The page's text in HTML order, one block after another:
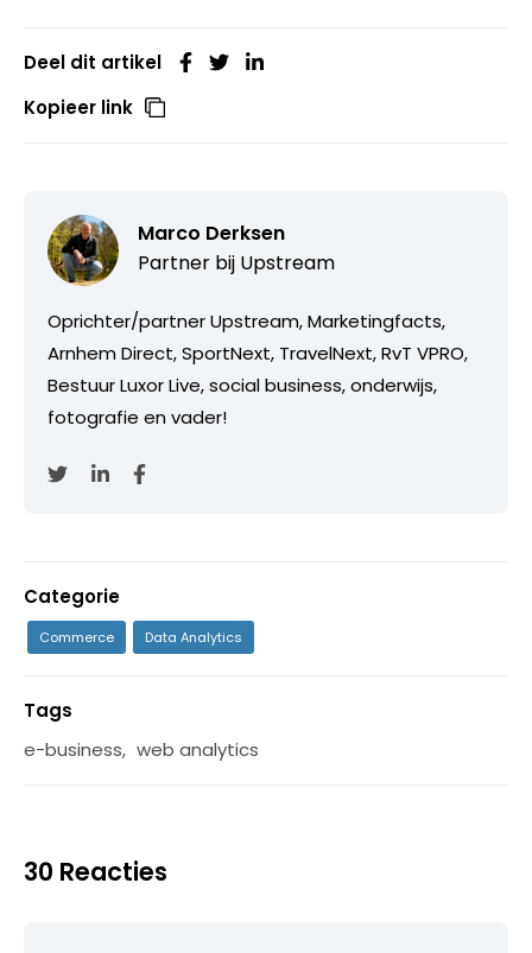
Deel dit artikel
Kopieer link
Marco Derksen
Partner bij Upstream
Oprichter/partner Upstream, Marketingfacts,
Arnhem Direct, SportNext, TravelNext, RvT VPRO,
Bestuur Luxor Live, social business, onderwijs,
fotografie en vader!
Categorie
Commerce Data Analytics
Tags
e-business, web analytics
30 Reacties